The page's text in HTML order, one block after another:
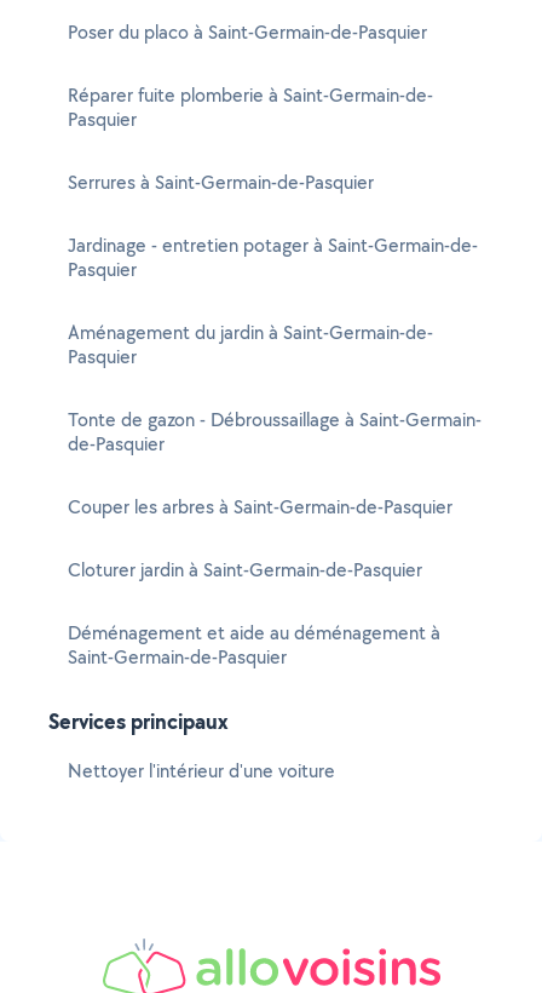
Poser du placo à Saint-Germain-de-Pasquier
Réparer fuite plomberie à Saint-Germain-de-
Pasquier
Serrures à Saint-Germain-de-Pasquier
Jardinage - entretien potager à Saint-Germain-de-
Pasquier
Aménagement du jardin à Saint-Germain-de-
Pasquier
Tonte de gazon - Débroussaillage à Saint-Germain-
de-Pasquier
Couper les arbres à Saint-Germain-de-Pasquier
Cloturer jardin à Saint-Germain-de-Pasquier
Déménagement et aide au déménagement à
Saint-Germain-de-Pasquier
Services principaux
Nettoyer l'intérieur d'une voiture